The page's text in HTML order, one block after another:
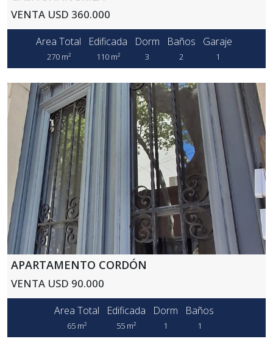
VENTA USD 360.000
Area Total
270 m²
Edificada
110 m²
Dorm
3
Baños
2
Garaje
1
APARTAMENTO CORDÓN
VENTA USD 90.000
Area Total
65 m²
Edificada
55 m²
Dorm
1
Baños
1